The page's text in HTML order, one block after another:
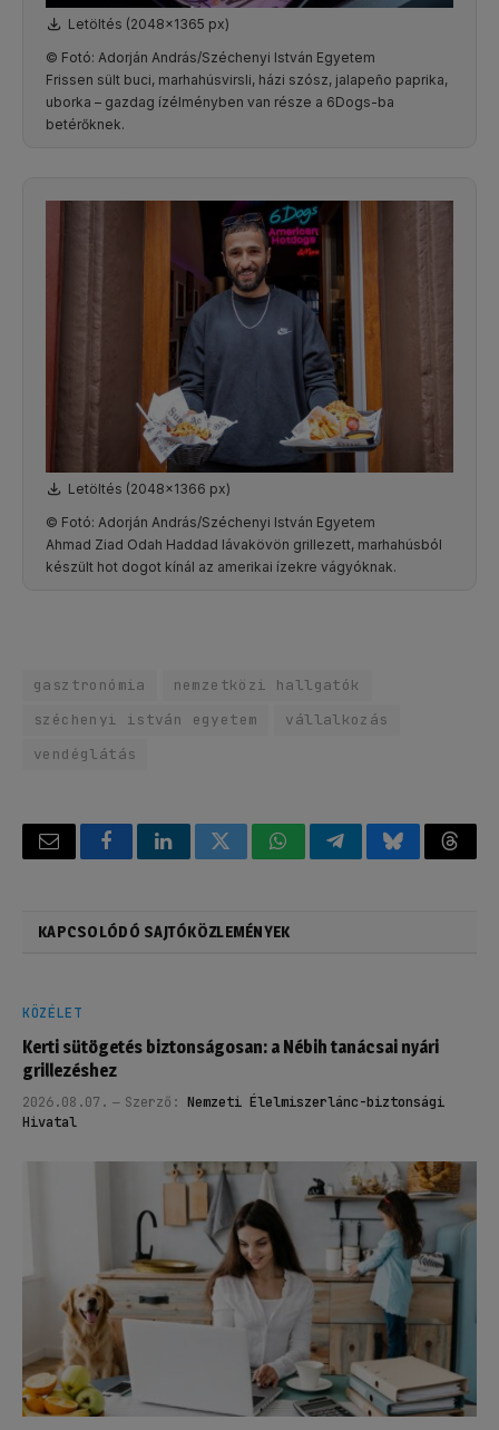
Letöltés (2048x1365 px)
© Fotó: Adorján András/Széchenyi István Egyetem
Frissen sült buci, marhahúsvirsli, házi szósz, jalapeño paprika,
uborka – gazdag ízélményben van része a 6Dogs-ba
betérőknek.
Letöltés (2048x1366 px)
© Fotó: Adorján András/Széchenyi István Egyetem
Ahmad Ziad Odah Haddad lávakövön grillezett, marhahúsból
készült hot dogot kínál az amerikai ízekre vágyóknak.
gasztronómia
nemzetközi hallgatók
széchenyi istván egyetem
vállalkozás
vendéglátás
Email FacebookLinkedInTwitterWhatsAppTelegramBluesky
KAPCSOLÓDÓ SAJTÓKÖZLEMÉNYEK
KÖZÉLET
Kerti sütögetés biztonságosan: a Nébih tanácsai nyári
grillezéshez
2026.08.07. Szerző: Nemzeti Élelmiszerlánc-biztonsági
Hivatal